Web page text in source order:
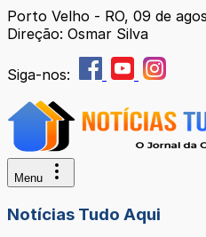
Porto Velho - RO, 09 de
Direção: Osmar Silva
Siga-nos:
Menu
Notícias Tudo Aqui